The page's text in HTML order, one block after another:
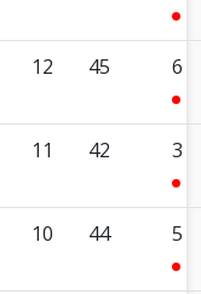
12 45 6
11 42 3
10 44 5